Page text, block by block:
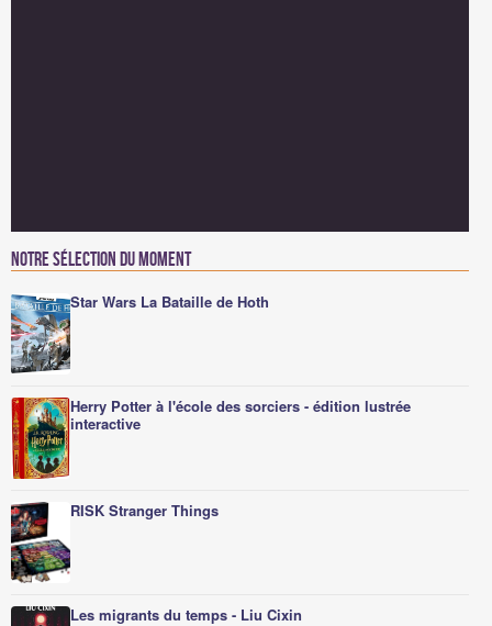
Notre sélection du moment
Star Wars La Bataille de Hoth
Herry Potter à l'école des sorciers - édition lustrée
interactive
RISK Stranger Things
Les migrants du temps - Liu Cixin